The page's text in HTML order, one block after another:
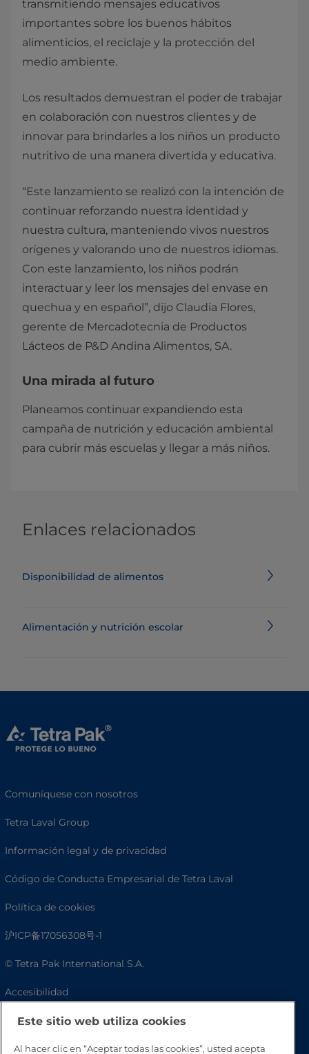
transmitiendo mensajes educativos
importantes sobre los buenos hábitos
alimenticios, el reciclaje y la protección del
medio ambiente.
Los resultados demuestran el poder de trabajar
en colaboración con nuestros clientes y de
innovar para brindarles a los niños un producto
nutritivo de una manera divertida y educativa.
“Este lanzamiento se realizó con la intención de
continuar reforzando nuestra identidad y
nuestra cultura, manteniendo vivos nuestros
orígenes y valorando uno de nuestros idiomas.
Con este lanzamiento, los niños podrán
interactuar y leer los mensajes del envase en
quechua y en español”, dijo Claudia Flores,
gerente de Mercadotecnia de Productos
Lácteos de P&D Andina Alimentos, SA.
Una mirada al futuro
Planeamos continuar expandiendo esta
campaña de nutrición y educación ambiental
para cubrir más escuelas y llegar a más niños. ​
Enlaces relacionados
Disponibilidad de alimentos
Alimentación y nutrición escolar
Comuníquese con nosotros
Tetra Laval Group
Información legal y de privacidad
Código de Conducta Empresarial de Tetra Laval
Política de cookies
沪ICP备17056308号-1
© Tetra Pak International S.A.
Accesibilidad
Preguntas frecuentes
Este sitio web utiliza cookies
Al hacer clic en “Aceptar todas las cookies”, usted acepta